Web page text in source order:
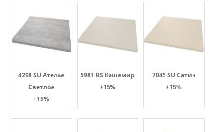
4298 SU Ателье
Светлое
+15%
5981 BS Кашемир
+15%
7045 SU Сатин
+15%